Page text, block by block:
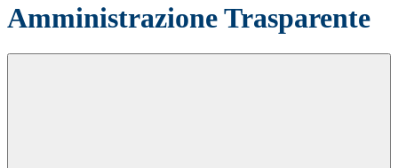
Amministrazione Trasparente